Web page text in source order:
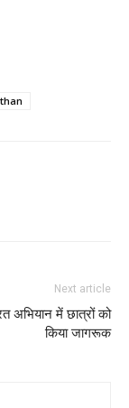
Next article
अभियान में छात्रों को
किया जागरूक